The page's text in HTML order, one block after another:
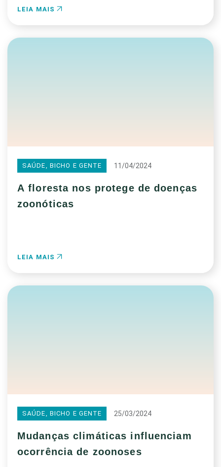
LEIA MAIS
SAÚDE, BICHO E GENTE 11/04/2024
A floresta nos protege de doenças
zoonóticas
LEIA MAIS
SAÚDE, BICHO E GENTE 25/03/2024
Mudanças climáticas influenciam
ocorrência de zoonoses